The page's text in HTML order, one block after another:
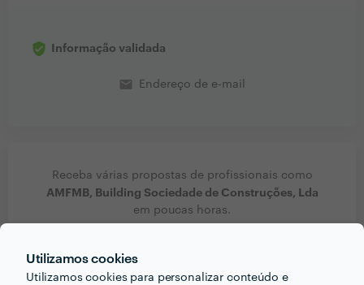
Utilizamos cookies
Utilizamos cookies para personalizar conteúdo e
Informação validada
email Endereço de e-mail
Receba várias propostas de profissionais como
AMFMB, Building Sociedade de Construções, Lda
em poucas horas.